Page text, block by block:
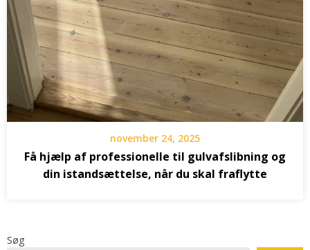
november 24, 2025
Få hjælp af professionelle til gulvafslibning og
din istandsættelse, når du skal fraflytte
Søg